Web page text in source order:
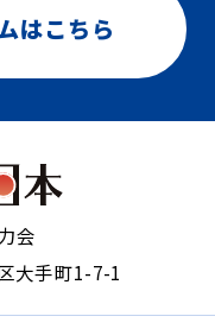
はこちら
会
大手町1-7-1